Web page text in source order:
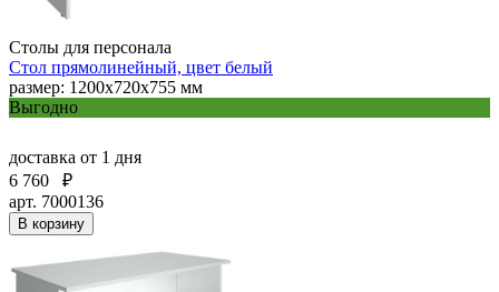
Столы для персонала
Стол прямолинейный, цвет белый
размер: 1200х720х755 мм
Выгодно
доставка от 1 дня
6 760
₽
арт. 7000136
В корзину